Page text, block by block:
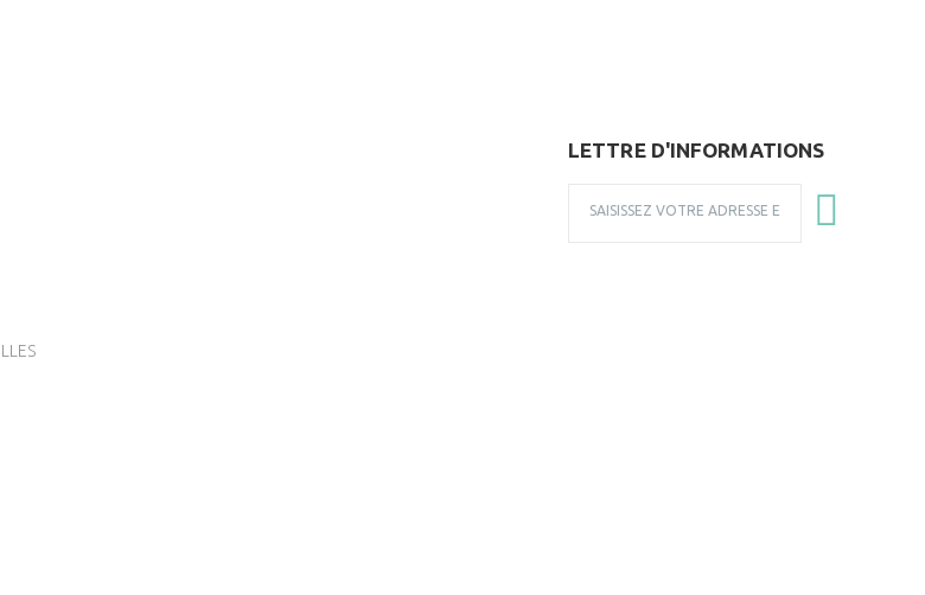
LETTRE D'INFORMATIONS